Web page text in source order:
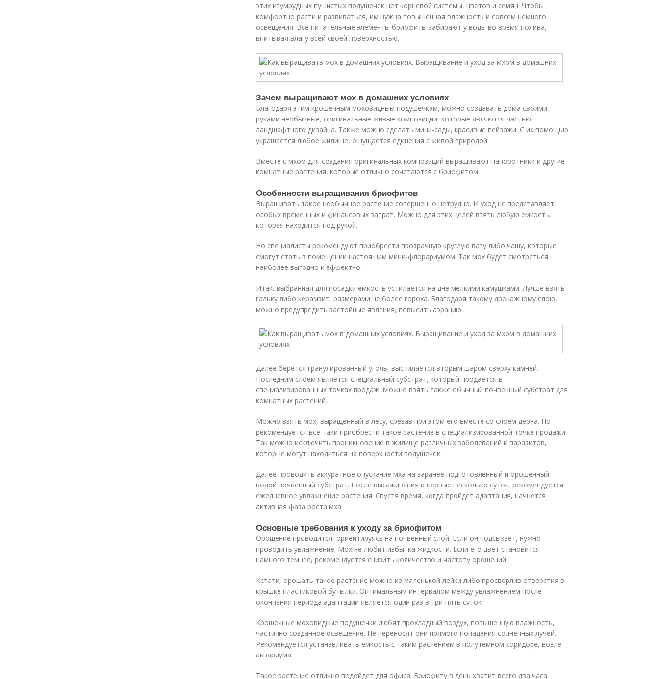
этих изумрудных пушистых подушечек нет корневой системы, цветов и семян. Чтобы
комфортно расти и развиваться, им нужна повышенная влажность и совсем немного
освещения. Все питательные элементы бриофиты забирают у воды во время полива,
впитывая влагу всей своей поверхностью.
Зачем выращивают мох в домашних условиях
Благодаря этим крошечным моховидным подушечкам, можно создавать дома своими
руками необычные, оригинальные живые композиции, которые являются частью
ландшафтного дизайна. Также можно сделать мини-сады, красивые пейзажи. С их помощью
украшается любое жилище, ощущается единения с живой природой.
Вместе с мхом для создания оригинальных композиций выращивают папоротники и другие
комнатные растения, которые отлично сочетаются с бриофитом.
Особенности выращивания бриофитов
Выращивать такое необычное растение совершенно нетрудно. И уход не представляет
особых временных и финансовых затрат. Можно для этих целей взять любую емкость,
которая находится под рукой.
Но специалисты рекомендуют приобрести прозрачную круглую вазу либо чашу, которые
смогут стать в помещении настоящим мини-флорариумом. Так мох будет смотреться
наиболее выгодно и эффектно.
Итак, выбранная для посадки емкость устилается на дне мелкими камушками. Лучше взять
гальку либо керамзит, размерами не более гороха. Благодаря такому дренажному слою,
можно предупредить застойные явления, повысить аэрацию.
Далее берется гранулированный уголь, выстилается вторым шаром сверху камней.
Последним слоем является специальный субстрат, который продается в
специализированных точках продаж. Можно взять также обычный почвенный субстрат для
комнатных растений.
Можно взять мох, выращенный в лесу, срезав при этом его вместе со слоем дерна. Но
рекомендуется все-таки приобрести такое растение в специализированной точке продажи.
Так можно исключить проникновение в жилище различных заболеваний и паразитов,
которые могут находиться на поверхности подушечек.
Далее проводить аккуратное опускание мха на заранее подготовленный и орошенный
водой почвенный субстрат. После высаживания в первые несколько суток, рекомендуется
ежедневное увлажнение растения. Спустя время, когда пройдет адаптация, начнется
активная фаза роста мха.
Основные требования к уходу за бриофитом
Орошение проводится, ориентируясь на почвенный слой. Если он подсыхает, нужно
проводить увлажнение. Мох не любит избытка жидкости. Если его цвет становится
намного темнее, рекомендуется снизить количество и частоту орошений.
Кстати, орошать такое растение можно из маленькой лейки либо просверлив отверстия в
крышке пластиковой бутылки. Оптимальным интервалом между увлажнением после
окончания периода адаптации является один раз в три-пять суток.
Крошечные моховидные подушечки любят прохладный воздух, повышенную влажность,
частично созданное освещение. Не переносят они прямого попадания солнечных лучей.
Рекомендуется устанавливать емкость с таким растением в полутемном коридоре, возле
аквариума.
Такое растение отлично подойдет для офиса. Бриофиту в день хватит всего два часа